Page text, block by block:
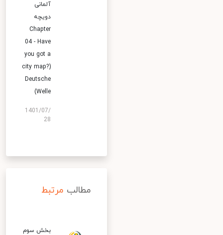
آلمانی
دویچه
Chapter
04 - Have
you got a
city map?)
Deutsche
Welle)
1401/07/
28
مطالب مرتبط
بخش سوم